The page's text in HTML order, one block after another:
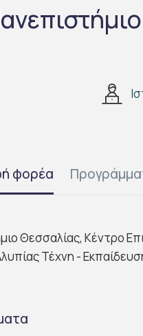
φορέα
Θεσσαλίας, Κέντρο
Τέχνη -